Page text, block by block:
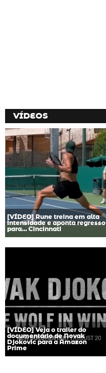
VÍDEOS
[VÍDEO] Rune treina em alta
intensidade e aponta regresso
para… Cincinnati
[VÍDEO] Veja o trailer do
documentário de Novak
Djokovic para a Amazon
Prime